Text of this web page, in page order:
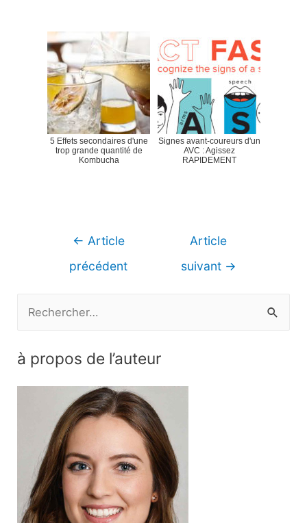
5 Effets secondaires d'une
trop grande quantité de
Kombucha
Signes avant-coureurs d'un
AVC : Agissez
RAPIDEMENT
Navigation
← Article
précédent
Article
suivant →
h
à propos de l’auteur